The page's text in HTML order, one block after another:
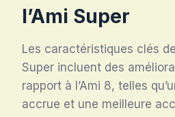
l’Ami Super
Les caractéristiques clés
Super incluent des
rapport à l’Ami 8, telles
accrue et une meilleure